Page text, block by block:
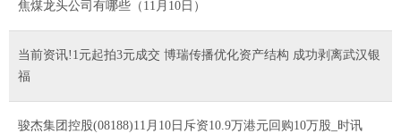
焦煤龙头公司有哪些（11月10日）
当前资讯!1元起拍3元成交 博瑞传播优化资产结构 成功剥离武汉银
福
骏杰集团控股(08188)11月10日斥资10.9万港元回购10万股_时讯